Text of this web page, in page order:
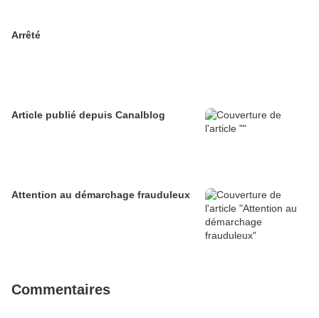
Arrêté
Article publié depuis Canalblog
Attention au démarchage frauduleux
Commentaires